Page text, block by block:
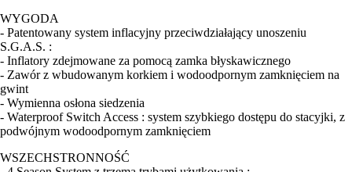
WYGODA
- Patentowany system inflacyjny przeciwdziałający unoszeniu
S.G.A.S. :
- Inflatory zdejmowane za pomocą zamka błyskawicznego
- Zawór z wbudowanym korkiem i wodoodpornym zamknięciem na
gwint
- Wymienna osłona siedzenia
- Waterproof Switch Access : system szybkiego dostępu do stacyjki, z
podwójnym wodoodpornym zamknięciem
WSZECHSTRONNOŚĆ